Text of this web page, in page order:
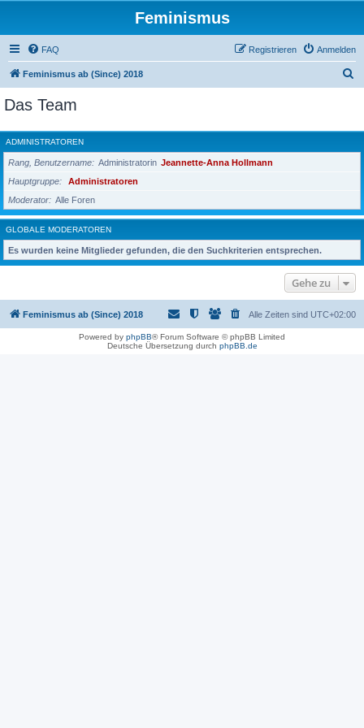
Feminismus
FAQ Anmelden
Registrieren
Feminismus ab (Since) 2018
h
e
Das Team
ADMINISTRATOREN
Rang, Benutzername Administratorin Jeannette-Anna Hollmann
Hauptgruppe
Administratoren
Moderator
Alle Foren
GLOBALE MODERATOREN
Es wurden keine Mitglieder gefunden, die den Suchkriterien entsprechen.
Gehe zu
Feminismus ab (Since) 2018 Alle Zeiten sind UTC+02:00
Powered by phpBB® Forum Software © phpBB Limited
Deutsche Übersetzung durch phpBB.de